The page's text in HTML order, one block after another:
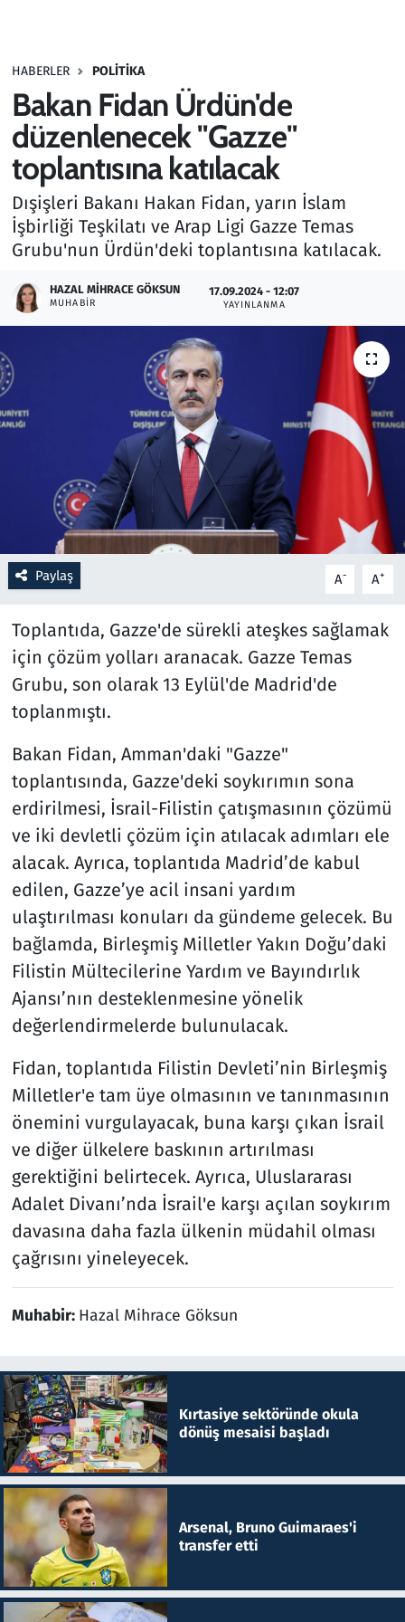
HABERLER POLITIKA
Bakan Fidan Ürdün'de
düzenlenecek "Gazze"
toplantısına katılacak
Dışişleri Bakanı Hakan Fidan, yarın İslam
İşbirliği Teşkilatı ve Arap Ligi Gazze Temas
Grubu'nun Ürdün'deki toplantısına katılacak.
HAZAL MIHRACE GÖKSUN
MUHABIR
17.09.2024 - 12:07
YAYINLANMA
Paylaş A- A+
Toplantıda, Gazze'de sürekli ateşkes sağlamak
için çözüm yolları aranacak. Gazze Temas
Grubu, son olarak 13 Eylül'de Madrid'de
toplanmıştı.
Bakan Fidan, Amman'daki "Gazze"
toplantısında, Gazze'deki soykırımın sona
erdirilmesi, İsrail-Filistin çatışmasının çözümü
ve iki devletli çözüm için atılacak adımları ele
alacak. Ayrıca, toplantıda Madrid’de kabul
edilen, Gazze’ye acil insani yardım
ulaştırılması konuları da gündeme gelecek. Bu
bağlamda, Birleşmiş Milletler Yakın Doğu’daki
Filistin Mültecilerine Yardım ve Bayındırlık
Ajansı’nın desteklenmesine yönelik
değerlendirmelerde bulunulacak.
Fidan, toplantıda Filistin Devleti’nin Birleşmiş
Milletler'e tam üye olmasının ve tanınmasının
önemini vurgulayacak, buna karşı çıkan İsrail
ve diğer ülkelere baskının artırılması
gerektiğini belirtecek. Ayrıca, Uluslararası
Adalet Divanı’nda İsrail'e karşı açılan soykırım
davasına daha fazla ülkenin müdahil olması
çağrısını yineleyecek.
Muhabir: Hazal Mihrace Göksun
Kırtasiye sektöründe okula
dönüş mesaisi başladı
Arsenal, Bruno Guimaraes'i
transfer etti
Haber
Kültür Sanat
Kurumsal Haberler
Lezzet Durağı
Memur ve Kamu
Otomobil
Resmi İlanlar
Rüya Tabirleri
Sağlık
Savunma Sanayi
Seçim 2023
Spor
Teknoloji ve Bilim
Televizyon